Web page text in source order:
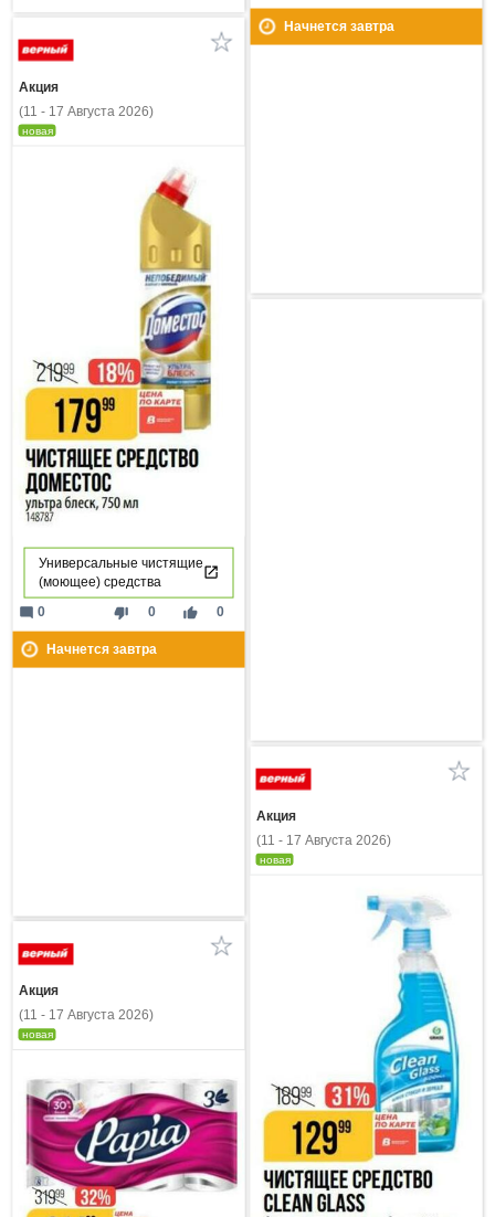
Начнется завтра
Акция
(11 - 17 Августа 2026)
новая
Универсальные чистящие
(моющее) средства
thumb_down 0 thumb_up 0
mode_comment 0
Начнется завтра
Акция
(11 - 17 Августа 2026)
новая
Акция
(11 - 17 Августа 2026)
новая